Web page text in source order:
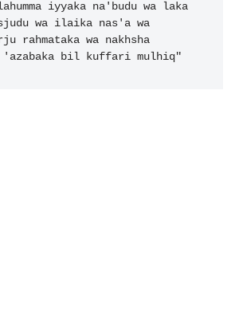
iyyaka na'budu wa laka
wa ilaika nas'a wa
rahmataka wa nakhsha
'azabaka bil kuffari mulhiq"